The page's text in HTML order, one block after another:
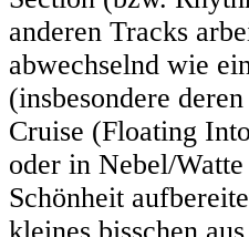
anderen Tracks
abwechselnd wie
(insbesondere
Cruise (Floating
oder in Nebel/
Schönheit
kleines bisschen